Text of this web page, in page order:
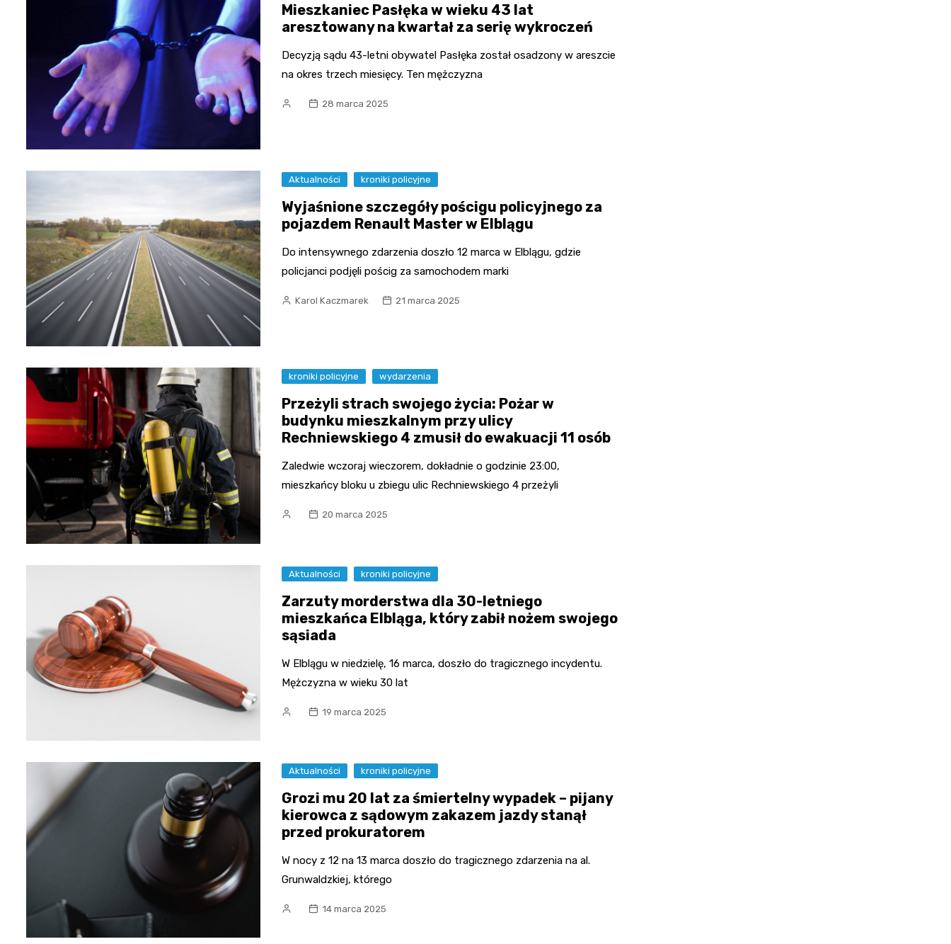
Mieszkaniec Pasłęka w wieku 43 lat
aresztowany na kwartał za serię wykroczeń
Decyzją sądu 43-letni obywatel Pasłęka został osadzony w areszcie
na okres trzech miesięcy. Ten mężczyzna
28 marca 2025
Aktualności kroniki policyjne
Wyjaśnione szczegóły pościgu policyjnego za
pojazdem Renault Master w Elblągu
Do intensywnego zdarzenia doszło 12 marca w Elblągu, gdzie
policjanci podjęli pościg za samochodem marki
Karol Kaczmarek 21 marca 2025
kroniki policyjne wydarzenia
Przeżyli strach swojego życia: Pożar w
budynku mieszkalnym przy ulicy
Rechniewskiego 4 zmusił do ewakuacji 11 osób
Zaledwie wczoraj wieczorem, dokładnie o godzinie 23:00,
mieszkańcy bloku u zbiegu ulic Rechniewskiego 4 przeżyli
20 marca 2025
Aktualności kroniki policyjne
Zarzuty morderstwa dla 30-letniego
mieszkańca Elbląga, który zabił nożem swojego
sąsiada
W Elblągu w niedzielę, 16 marca, doszło do tragicznego incydentu.
Mężczyzna w wieku 30 lat
19 marca 2025
Aktualności kroniki policyjne
Grozi mu 20 lat za śmiertelny wypadek – pijany
kierowca z sądowym zakazem jazdy stanął
przed prokuratorem
W nocy z 12 na 13 marca doszło do tragicznego zdarzenia na al.
Grunwaldzkiej, którego
14 marca 2025